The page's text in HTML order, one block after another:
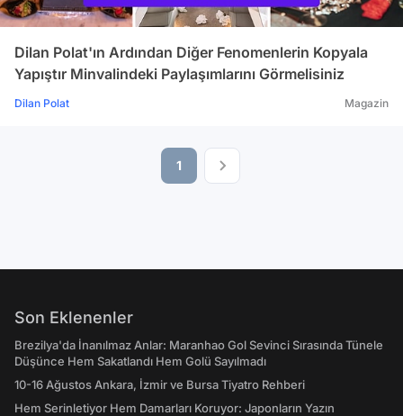
Dilan Polat'ın Ardından Diğer Fenomenlerin Kopyala
Yapıştır Minvalindeki Paylaşımlarını Görmelisiniz
Dilan Polat Magazin
1
Son Eklenenler
Brezilya'da İnanılmaz Anlar: Maranhao Gol Sevinci Sırasında Tünele
Düşünce Hem Sakatlandı Hem Golü Sayılmadı
10-16 Ağustos Ankara, İzmir ve Bursa Tiyatro Rehberi
Hem Serinletiyor Hem Damarları Koruyor: Japonların Yazın